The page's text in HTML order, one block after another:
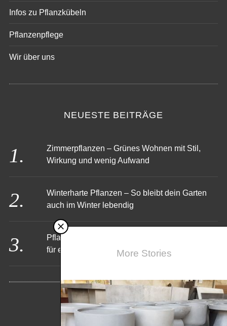
More Stories
Infos zu Pflanzkübeln
Pflanzenpflege
Wir über uns
NEUESTE BEITRÄGE
Zimmerpflanzen – Grünes Wohnen mit Stil,
Wirkung und wenig Aufwand
Winterharte Pflanzen – So bleibt dein Garten
auch im Winter lebendig
Pflanzkübel für Palmen – Das richtige Zuhause
für exotisches Flair
KONTAKT